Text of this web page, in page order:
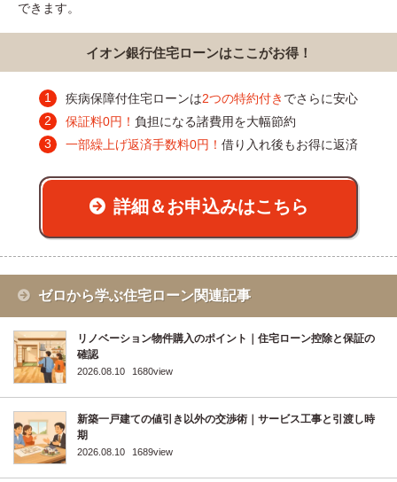
できます。
イオン銀行住宅ローンはここがお得！
疾病保障付住宅ローンは2つの特約付き でさらに安心
保証料0円！ 負担になる諸費用を大幅節約
一部繰上げ返済手数料0円！ 借り入れ後もお得に返済
詳細＆お申込みはこちら
ゼロから学ぶ住宅ローン関連記事
リノベーション物件購入のポイント｜住宅ローン控除と保証の
確認
2026.08.10 1680view
新築一戸建ての値引き以外の交渉術｜サービス工事と引渡し時
期
2026.08.10 1689view